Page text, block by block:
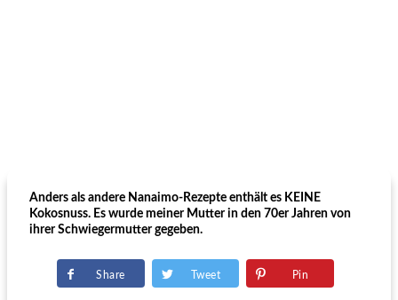
Anders als andere Nanaimo-Rezepte enthält es KEINE
Kokosnuss. Es wurde meiner Mutter in den 70er Jahren von
ihrer Schwiegermutter gegeben.
Share Tweet Pin